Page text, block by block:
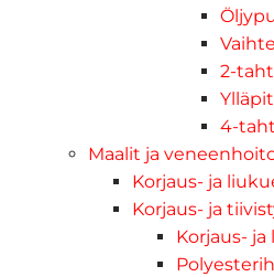
2-
4-
Maalit ja
Korjaus- ja
Korjaus- ja
Korjaus-